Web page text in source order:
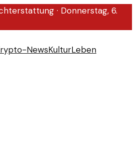
· Donnerstag, 6.
NewsKulturLeben